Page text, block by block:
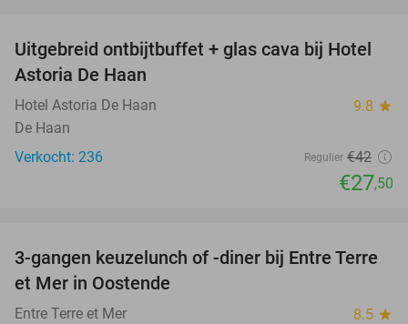
35%
Uitgebreid ontbijtbuffet + glas cava bij Hotel
Astoria De Haan
Hotel Astoria De Haan 9.8 star
De Haan
Verkocht: 236
Regulier €42
€27,50
41%
3-gangen keuzelunch of -diner bij Entre Terre
et Mer in Oostende
Entre Terre et Mer 8.5 star